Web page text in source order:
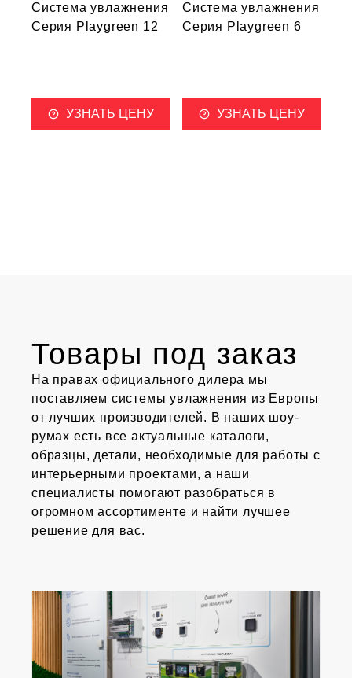
Система увлажнения
Серия Playgreen 12
УЗНАТЬ ЦЕНУ
Система увлажнения
Серия Playgreen 6
УЗНАТЬ ЦЕНУ
Товары под заказ
На правах официального дилера мы
поставляем системы увлажнения из Европы
от лучших производителей. В наших шоу-
румах есть все актуальные каталоги,
образцы, детали, необходимые для работы с
интерьерными проектами, а наши
специалисты помогают разобраться в
огромном ассортименте и найти лучшее
решение для вас.